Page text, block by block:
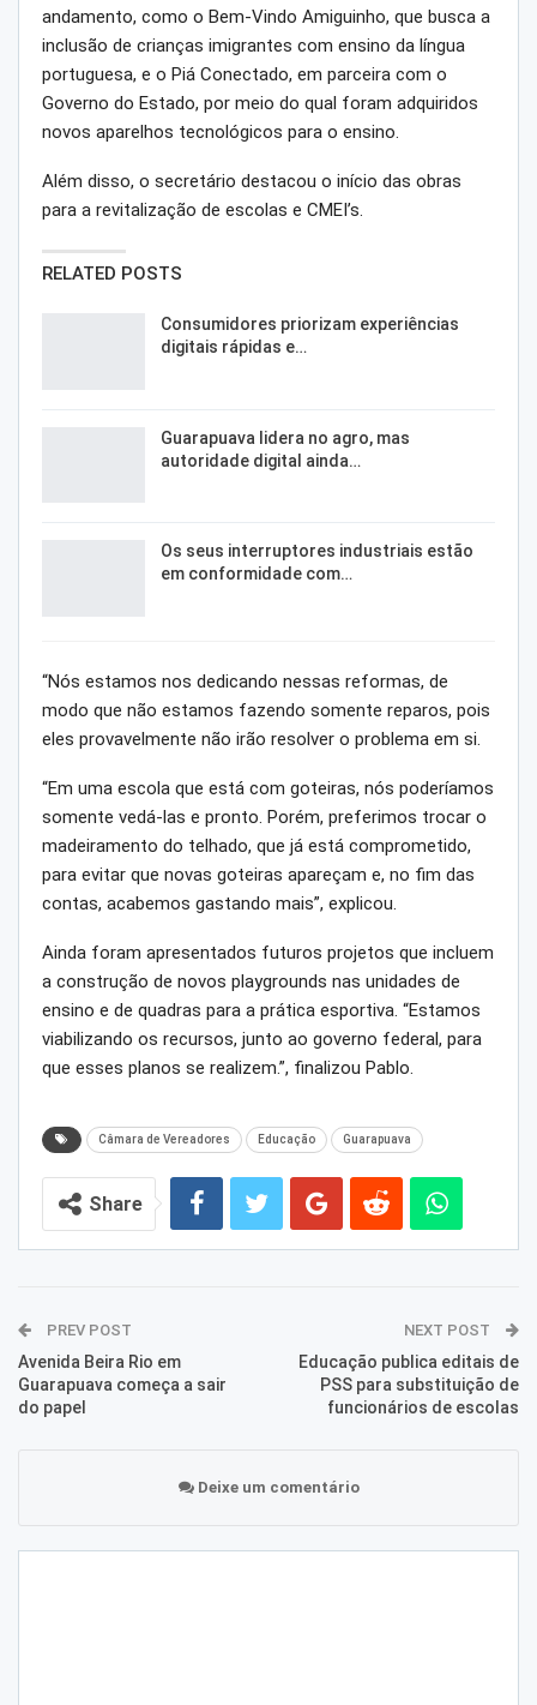
andamento, como o Bem-Vindo Amiguinho, que busca a
inclusão de crianças imigrantes com ensino da língua
portuguesa, e o Piá Conectado, em parceira com o
Governo do Estado, por meio do qual foram adquiridos
novos aparelhos tecnológicos para o ensino.
Além disso, o secretário destacou o início das obras
para a revitalização de escolas e CMEI’s.
RELATED POSTS
Consumidores priorizam experiências
digitais rápidas e…
Guarapuava lidera no agro, mas
autoridade digital ainda…
Os seus interruptores industriais estão
em conformidade com…
“Nós estamos nos dedicando nessas reformas, de
modo que não estamos fazendo somente reparos, pois
eles provavelmente não irão resolver o problema em si.
“Em uma escola que está com goteiras, nós poderíamos
somente vedá-las e pronto. Porém, preferimos trocar o
madeiramento do telhado, que já está comprometido,
para evitar que novas goteiras apareçam e, no fim das
contas, acabemos gastando mais”, explicou.
Ainda foram apresentados futuros projetos que incluem
a construção de novos playgrounds nas unidades de
ensino e de quadras para a prática esportiva. “Estamos
viabilizando os recursos, junto ao governo federal, para
que esses planos se realizem.”, finalizou Pablo.
Câmara de Vereadores Educação Guarapuava
Share
PREV POST
Avenida Beira Rio em
Guarapuava começa a sair
do papel
NEXT POST
Educação publica editais de
PSS para substituição de
funcionários de escolas
Deixe um comentário